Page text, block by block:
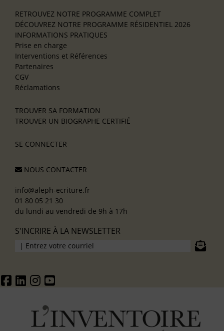
RETROUVEZ NOTRE PROGRAMME COMPLET
DÉCOUVREZ NOTRE PROGRAMME RÉSIDENTIEL 2026
INFORMATIONS PRATIQUES
Prise en charge
Interventions et Références
Partenaires
CGV
Réclamations
TROUVER SA FORMATION
TROUVER UN BIOGRAPHE CERTIFIÉ
SE CONNECTER
NOUS CONTACTER
info@aleph-ecriture.fr
01 80 05 21 30
du lundi au vendredi de 9h à 17h
S'INCRIRE À LA NEWSLETTER